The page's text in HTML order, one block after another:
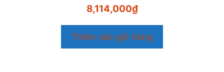
0
n
g
o
à
i
8,114,000₫
Thêm vào giỏ hàng